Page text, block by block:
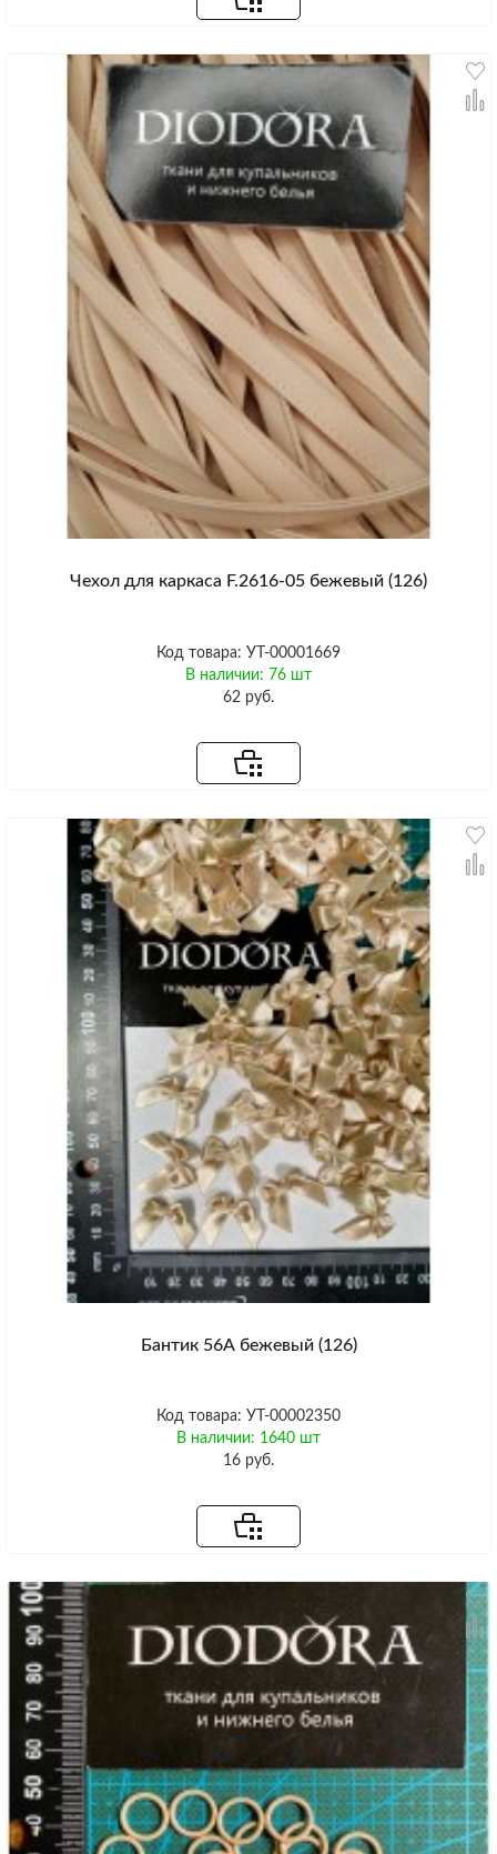
Чехол для каркаса F.2616-05 бежевый (126)
Код товара: УТ-00001669
В наличии: 76 шт
62 руб.
Бантик 56А бежевый (126)
Код товара: УТ-00002350
В наличии: 1640 шт
16 руб.